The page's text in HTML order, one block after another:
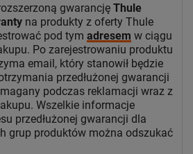
gwarancję Thule
na produkty z oferty Thule
pod tym adresem w ciągu
Po zarejestrowaniu produktu
email, który stanowił będzie
przedłużonej gwarancji
podczas reklamacji wraz z
Wszelkie informacje
przedłużonej gwarancji dla
grup produktów można odszukać